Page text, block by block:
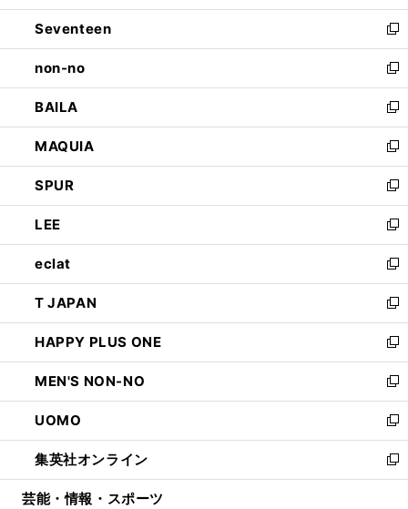
開
く
ウ
で
開
く
ン
ド
ウ
で
開
く
Seventeen
新
し
い
ウ
ィ
ン
ド
ウ
で
開
く
non-no
新
し
い
ウ
ィ
ン
ド
ウ
で
開
く
BAILA
新
し
い
ウ
ィ
ン
ド
ウ
で
開
く
MAQUIA
新
し
い
ウ
ィ
ン
ド
ウ
で
開
く
SPUR
新
し
い
ウ
ィ
ン
ド
ウ
で
開
く
LEE
新
し
い
ウ
ィ
ン
ド
ウ
で
開
く
eclat
新
し
い
ウ
ィ
ン
ド
ウ
で
開
く
T JAPAN
新
し
い
ウ
ィ
ン
ド
ウ
で
開
HAPPY PLUS ONE
新
し
い
ウ
ィ
ン
ド
ウ
MEN'S NON-NO
新
し
い
ウ
ィ
ン
UOMO
新
し
い
ウ
集英社オンライン
新
し
芸能・情報・スポーツ